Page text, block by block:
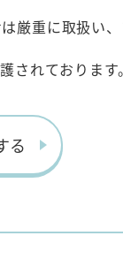
厳重に取扱い
れております。
る